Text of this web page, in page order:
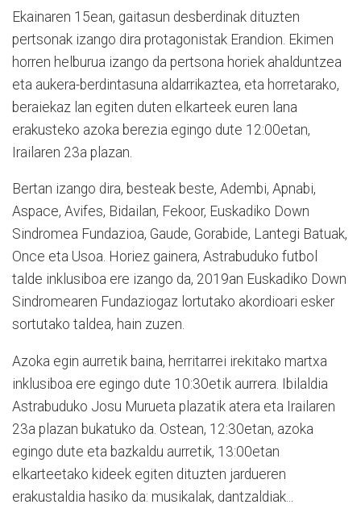
Ekainaren 15ean, gaitasun desberdinak dituzten
pertsonak izango dira protagonistak Erandion. Ekimen
horren helburua izango da pertsona horiek ahalduntzea
eta aukera-berdintasuna aldarrikaztea, eta horretarako,
beraiekaz lan egiten duten elkarteek euren lana
erakusteko azoka berezia egingo dute 12:00etan,
Irailaren 23a plazan.
Bertan izango dira, besteak beste, Adembi, Apnabi,
Aspace, Avifes, Bidailan, Fekoor, Euskadiko Down
Sindromea Fundazioa, Gaude, Gorabide, Lantegi Batuak,
Once eta Usoa. Horiez gainera, Astrabuduko futbol
talde inklusiboa ere izango da, 2019an Euskadiko Down
Sindromearen Fundaziogaz lortutako akordioari esker
sortutako taldea, hain zuzen.
Azoka egin aurretik baina, herritarrei irekitako martxa
inklusiboa ere egingo dute 10:30etik aurrera. Ibilaldia
Astrabuduko Josu Murueta plazatik atera eta Irailaren
23a plazan bukatuko da. Ostean, 12:30etan, azoka
egingo dute eta bazkaldu aurretik, 13:00etan
elkarteetako kideek egiten dituzten jardueren
erakustaldia hasiko da: musikalak, dantzaldiak...